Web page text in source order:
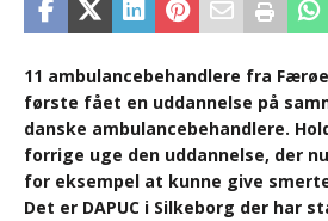
11 ambulancebehandlere fra
første fået en uddannelse på
danske ambulancebehandlere.
forrige uge den uddannelse, der
for eksempel at kunne give
Det er DAPUC i Silkeborg der har